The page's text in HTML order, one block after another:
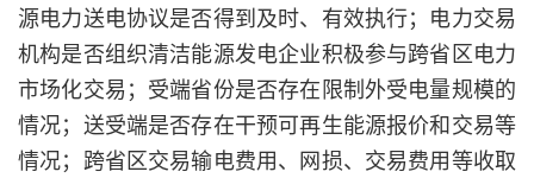
源电力送电协议是否得到及时、有效执行；电力交易
机构是否组织清洁能源发电企业积极参与跨省区电力
市场化交易；受端省份是否存在限制外受电量规模的
情况；送受端是否存在干预可再生能源报价和交易等
情况；跨省区交易输电费用、网损、交易费用等收取